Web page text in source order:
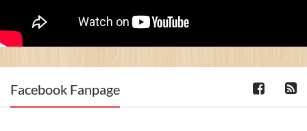
Facebook Fanpage